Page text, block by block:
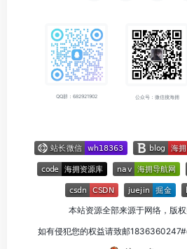
QQ群：682921902 公众号：微信搜海拥
本站资源全部来源于网络，版
如有侵犯您的权益请致邮